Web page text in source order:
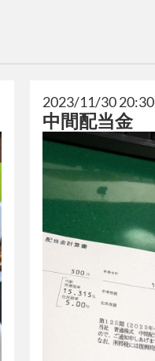
2023/11/30 20:30
中間配当金